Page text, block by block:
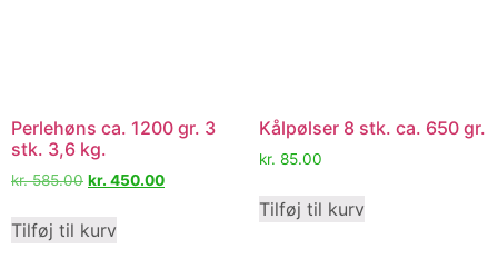
Perlehøns ca. 1200 gr. 3
stk. 3,6 kg.
kr.585.00 kr. 450.00
Tilføj til kurv
Kålpølser 8 stk. ca. 650 gr.
kr. 85.00
Tilføj til kurv